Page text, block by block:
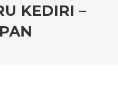
KEDIRI –